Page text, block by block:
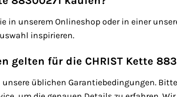
in unserem Onlineshop oder in einer
inspirieren.
gelten für die CHRIST Kette
unsere üblichen Garantiebedingungen.